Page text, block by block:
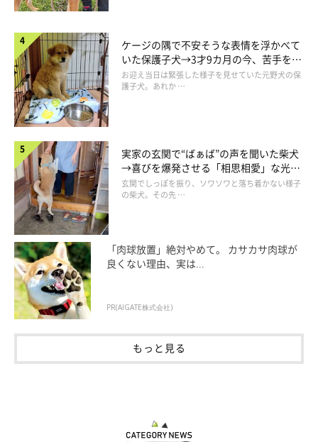
口を大きく開けすぎたせいでアゴが外れそうになったのか、一瞬
クッ…とした表情を見せるうにくんなのでした。
ちょっぴり心配しちゃいましたが、大丈夫そうでよかった！
ケージの隅で不安そうな表情を浮かべて
いた保護子犬→3才9カ月の今、苦手を克
服し頼もしいコに成長！
お迎え当日は緊張した様子を見せていた元野犬の保
護子犬。あれか …
実家の玄関で“ばぁば”の声を聞いた柴犬
→喜びを爆発させる「相思相愛」な光景
にほっこり
玄関でしっぽを振り、ソワソワと落ち着かない様子
の柴犬。その先 …
「肉球放置」絶対やめて。 カサカサ肉球が
良くない理由、実は...
PR(AIGATE株式会社)
もっと見る